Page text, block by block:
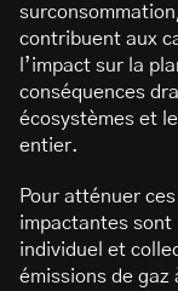
contribuent aux
l’impact sur la
conséquences
écosystèmes et
entier.
Pour atténuer
impactantes sont
individuel et
émissions de